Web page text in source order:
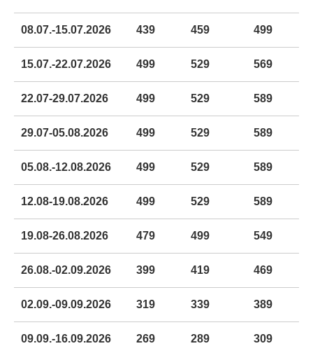
08.07.-15.07.2026 439 459 499
15.07.-22.07.2026 499 529 569
22.07-29.07.2026 499 529 589
29.07-05.08.2026 499 529 589
05.08.-12.08.2026 499 529 589
12.08-19.08.2026 499 529 589
19.08-26.08.2026 479 499 549
26.08.-02.09.2026 399 419 469
02.09.-09.09.2026 319 339 389
09.09.-16.09.2026 269 289 309